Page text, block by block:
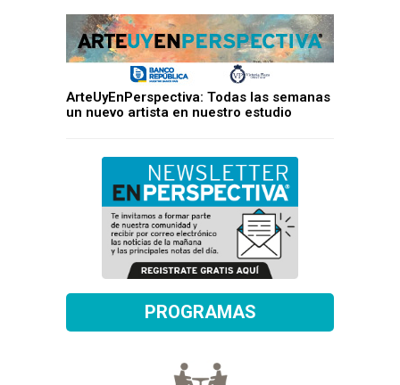
ArteUyEnPerspectiva: Todas las semanas
un nuevo artista en nuestro estudio
PROGRAMAS